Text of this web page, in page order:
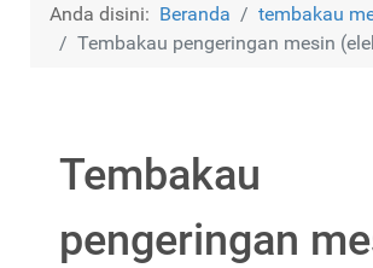
Anda disini: Beranda
tembakau
Tembakau pengeringan mesin
Tembakau
pengeringan